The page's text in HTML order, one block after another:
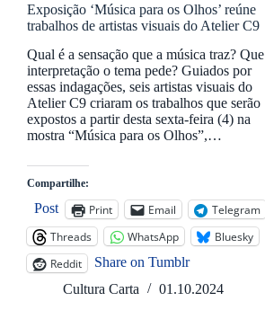
Exposição ‘Música para os Olhos’ reúne
trabalhos de artistas visuais do Atelier C9
Qual é a sensação que a música traz? Que
interpretação o tema pede? Guiados por
essas indagações, seis artistas visuais do
Atelier C9 criaram os trabalhos que serão
expostos a partir desta sexta-feira (4) na
mostra “Música para os Olhos”,…
Compartilhe:
Post Print Email
Telegram
Threads
WhatsApp
Bluesky
Reddit
Share on Tumblr
Cultura Carta
01.10.2024